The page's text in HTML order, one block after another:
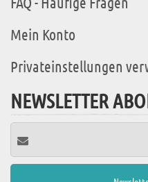
Mein Konto
Privateinstellungen
NEWSLETTER